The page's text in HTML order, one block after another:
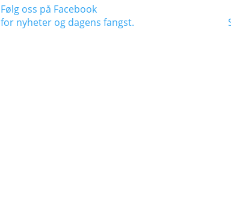
Følg oss på Facebook
for nyheter og dagens fangst.